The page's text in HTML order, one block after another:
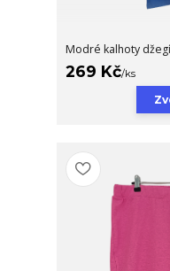
Modré kalhoty
269 Kč/ks